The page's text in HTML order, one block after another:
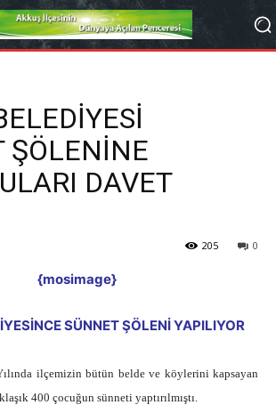
ŞÖLENİNE
DAVET
0
205
{mosimage}
SÜNNETŞÖLENİ YAPILIYOR
ilçemizin bütün belde ve köylerini kapsayan
400 çocuğun sünneti yaptırılmıştı.